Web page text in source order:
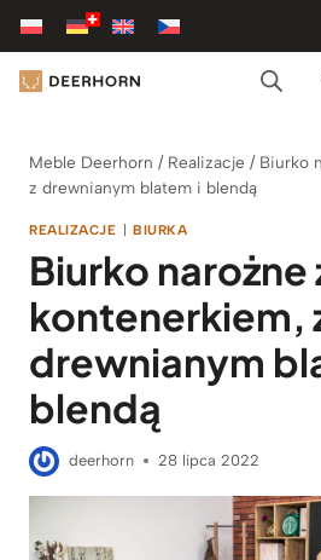
Przejdź
treści
Meble Deerhorn / Realizacje / Biurko
z drewnianym blatem i blendą
REALIZACJE | BIURKA
Biurko narożne
kontenerkiem,
drewnianym
blendą
deerhorn 28 lipca 2022